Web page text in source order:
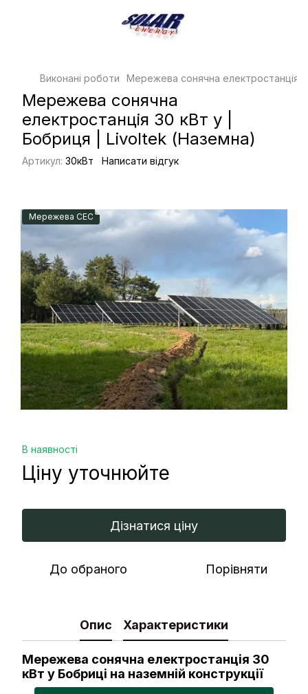
Виконані роботи Мережева сонячна електростанція
Мережева сонячна
електростанція 30 кВт у |
Бобриця | Livoltek (Наземна)
Артикул: 30кВт Написати відгук
Мережева СЕС
В наявності
Ціну уточнюйте
Дізнатися ціну
До обраного Порівняти
Опис Характеристики
Мережева сонячна електростанція 30
кВт у Бобриці на наземній конструкції